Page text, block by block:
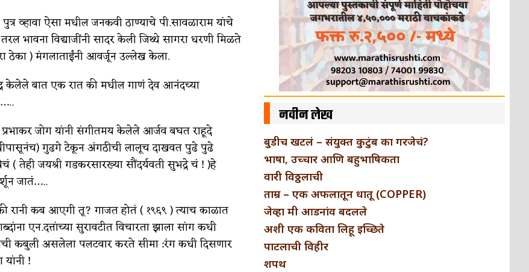
व्हावा ऐसा मधील जनकवी ठाण्याचे पी.सावळाराम यांचे
भावना विद्याजींनी सादर केली जिथ्थे सागरा धरणी मिळते
ठेका ) मंगलाताईंनी आवर्जून उल्लेख केला.
केलेले बात एक रात की मधील गाणं देव आनंदच्या
जोग यांनी संगीतमय केलेले आर्जव बघत राहूदे
गुढगे टेकून अंगठीची लालूच दाखवत पुढे पुढे
( तेही जयश्री गडकरसारख्या सौंदर्यवती सुभद्रे चं ! )हे
जातं…..
रानी कब आएगी तू? गाजत होतं ( १९६९ ) त्याच काळात
एन.दत्तांच्या सुरावटीत विचारता झाला सांग कधी
कबुली असलेला पलटवार करते सीमा :रंग कधी दिसणार
!
नवीन लेख
बुडीच खटलं – संयुक्त कुटुंब का गरजेचं?
भाषा, उच्चार आणि बहुभाषिकता
वारी विठ्ठलाची
ताम्र – एक अफलातून धातू (COPPER)
जेव्हा मी आडनांव बदलले
अशी एक कविता लिहू इच्छिते
पाटलाची विहीर
शपथ